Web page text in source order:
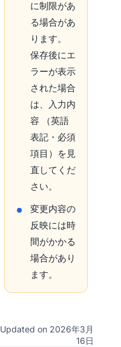
に制限があ
る場合があ
ります。
保存後にエ
ラーが表示
された場合
は、入力内
容 （英語
表記・必須
項目）を見
直してくだ
さい。
変更内容の
反映には時
間がかかる
場合があり
ます。
Updated on 2026年3月
16日